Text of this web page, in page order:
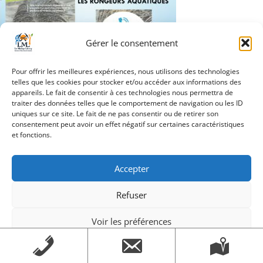
Gérer le consentement
Pour offrir les meilleures expériences, nous utilisons des technologies
telles que les cookies pour stocker et/ou accéder aux informations des
appareils. Le fait de consentir à ces technologies nous permettra de
traiter des données telles que le comportement de navigation ou les ID
uniques sur ce site. Le fait de ne pas consentir ou de retirer son
consentement peut avoir un effet négatif sur certaines caractéristiques
et fonctions.
Accepter
Refuser
Voir les préférences
Mentions légalesMentions légales
Navigation
de
l’article
SLIDER_RONGEURS8AQUATIQUES
Création Androme Informatique
réservés.|Mentions légales